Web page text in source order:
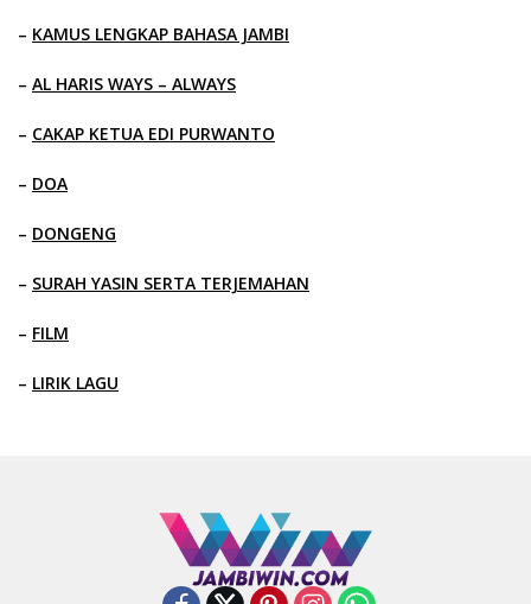
– KAMUS LENGKAP BAHASA JAMBI
– AL HARIS WAYS – ALWAYS
– CAKAP KETUA EDI PURWANTO
– DOA
– DONGENG
– SURAH YASIN SERTA TERJEMAHAN
– FILM
– LIRIK LAGU